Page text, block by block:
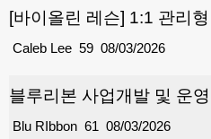
[바이올린 레슨] 1:1 관리
59
Caleb Lee 08/03/2026
블루리본 사업개발 및 운
61
Blu RIbbon 08/03/2026